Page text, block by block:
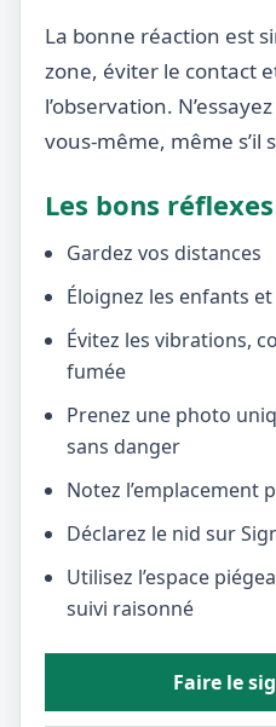
La bonne réaction est
zone, éviter le contact
l’observation.
vous-même, même s’il
Les bons réflexes
Gardez vos distances
Éloignez les enfants
Évitez les vibrations,
fumée
Prenez une photo
sans danger
Notez l’emplacement
Déclarez le nid sur
Utilisez l’espace
suivi raisonné
Faire le